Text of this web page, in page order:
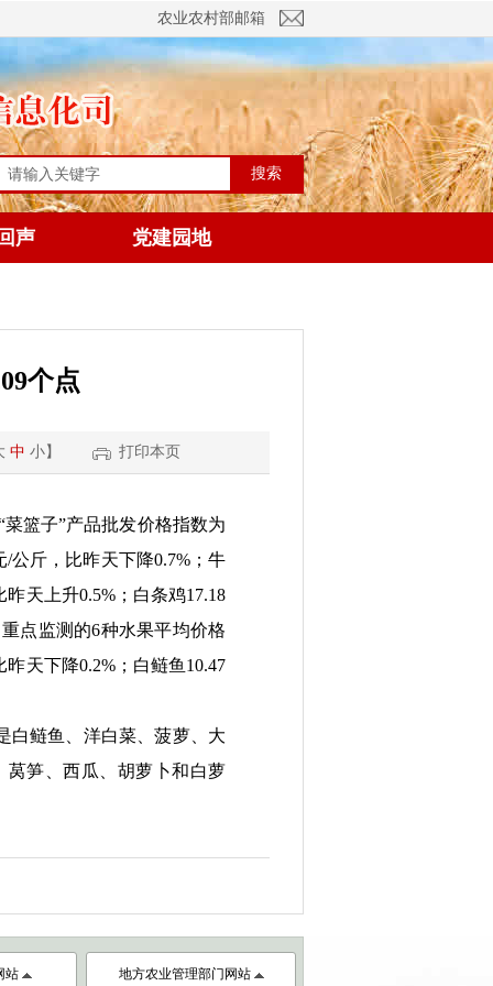
农业农村部邮箱
搜索
声 党建园地
个点
中 小】 打印本页
菜篮子”产品批发价格指数为
/公斤，比昨天下降0.7%；牛
天上升0.5%；白条鸡17.18
点监测的6种水果平均价格
天下降0.2%；白鲢鱼10.47
白鲢鱼、洋白菜、菠萝、大
莴笋、西瓜、胡萝卜和白萝
站 地方农业管理部门网站